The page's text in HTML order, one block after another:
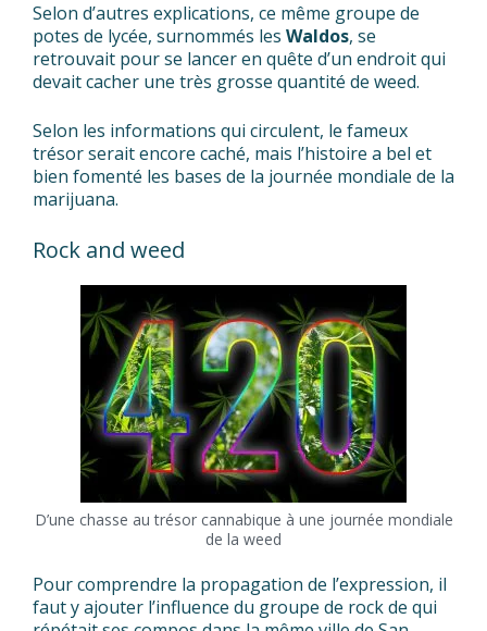
Selon d’autres explications, ce même groupe de
potes de lycée, surnommés les Waldos, se
retrouvait pour se lancer en quête d’un endroit qui
devait cacher une très grosse quantité de weed.
Selon les informations qui circulent, le fameux
trésor serait encore caché, mais l’histoire a bel et
bien fomenté les bases de la journée mondiale de la
marijuana.
Rock and weed
D’une chasse au trésor cannabique à une journée mondiale
de la weed
Pour comprendre la propagation de l’expression, il
faut y ajouter l’influence du groupe de rock de qui